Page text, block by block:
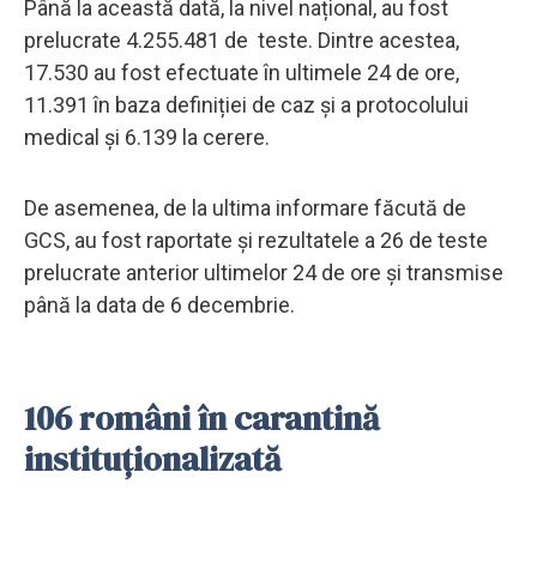
Până la această dată, la nivel național, au fost
prelucrate 4.255.481 de teste. Dintre acestea,
17.530 au fost efectuate în ultimele 24 de ore,
11.391 în baza definiției de caz și a protocolului
medical și 6.139 la cerere.
De asemenea, de la ultima informare făcută de
GCS, au fost raportate și rezultatele a 26 de teste
prelucrate anterior ultimelor 24 de ore și transmise
până la data de 6 decembrie.
106 români în carantină
instituționalizată